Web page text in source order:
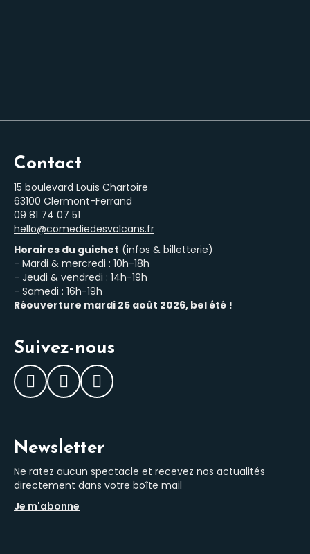
Contact
15 boulevard Louis Chartoire
63100 Clermont-Ferrand
‭09 81 74 07 51‬
hello@comediedesvolcans.fr
Horaires du guichet (infos & billetterie)
- Mardi & mercredi : 10h-18h
- Jeudi & vendredi : 14h-19h
- Samedi : 16h-19h
Réouverture mardi 25 août 2026, bel été !
Suivez-nous
Facebook
InstagramLinkedIn
Newsletter
Ne ratez aucun spectacle et recevez nos actualités
directement dans votre boîte mail
Je m'abonne